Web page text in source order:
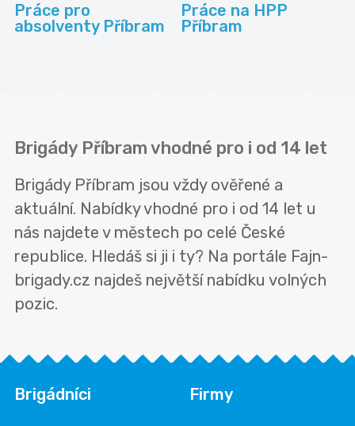
Práce pro
absolventy Příbram
Práce na HPP
Příbram
Brigády Příbram vhodné pro i od 14 let
Brigády Příbram jsou vždy ověřené a
aktuální. Nabídky vhodné pro i od 14 let u
nás najdete v městech po celé České
republice. Hledáš si ji i ty? Na portále Fajn-
brigady.cz najdeš největší nabídku volných
pozic.
Brigádníci Firmy